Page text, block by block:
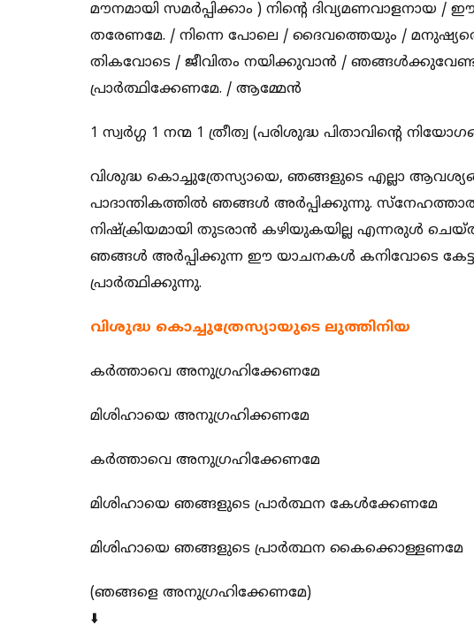
മൗനമായി സമർപ്പിക്കാം ) നിന്റെ
തരേണമേ. / നിന്നെ പോലെ / ദൈവത്തെയും /
തികവോടെ / ജീവിതം നയിക്കുവാൻ /
പ്രാർത്ഥിക്കേണമേ. / ആമ്മേൻ
1 സ്വർഗ്ഗ 1 നന്മ 1 ത്രീത്വ (പരിശുദ്ധ പിതാവിന്റെ
വിശുദ്ധ കൊച്ചുത്രേസ്യായെ, ഞങ്ങളുടെ എല്ലാ
പാദാന്തികത്തിൽ ഞങ്ങൾ അർപ്പിക്കുന്നു. സ്നേഹത്താൽ
നിഷ്‌ക്രിയമായി തുടരാൻ കഴിയുകയില്ല എന്നരുൾ
ഞങ്ങൾ അർപ്പിക്കുന്ന ഈ യാചനകൾ കനിവോടെ
പ്രാർത്ഥിക്കുന്നു.
വിശുദ്ധ കൊച്ചുത്രേസ്യായുടെ ലുത്തിനിയ
കർത്താവെ അനുഗ്രഹിക്കേണമേ
മിശിഹായെ അനുഗ്രഹിക്കണമേ
കർത്താവെ അനുഗ്രഹിക്കേണമേ
മിശിഹായെ ഞങ്ങളുടെ പ്രാർത്ഥന കേൾക്കേണമേ
മിശിഹായെ ഞങ്ങളുടെ പ്രാർത്ഥന കൈക്കൊള്ളണമേ
(ഞങ്ങളെ അനുഗ്രഹിക്കേണമേ)
⬇️